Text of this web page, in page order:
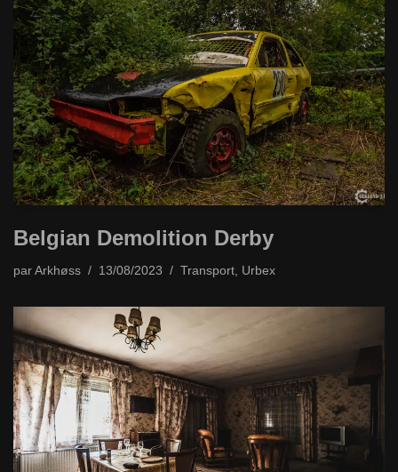
Belgian Demolition Derby
par Arkhøss 13/08/2023 Transport, Urbex